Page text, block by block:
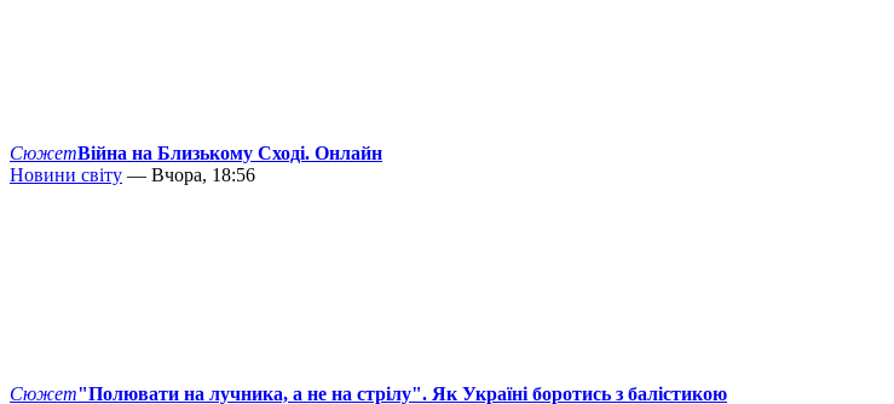
СюжетВійна на Близькому Сході. Онлайн
Новини світу — Вчора, 18:56
Сюжет"Полювати на лучника, а не на стрілу". Як Україні боротись з балістикою